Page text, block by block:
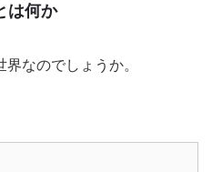
は何か
なのでしょうか。